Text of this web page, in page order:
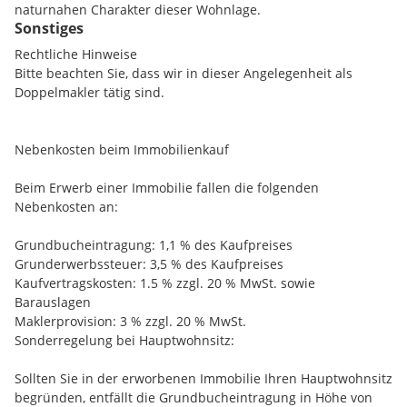
naturnahen Charakter dieser Wohnlage.
Trotz der idyllischen Ruhe ist eine gute Infrastruktur
vorhanden: Einkaufsmöglichkeiten für den täglichen Bedarf,
wie Supermärkte, Bäckereien und weitere Geschäfte,
befinden sich in den nahegelegenen Ortschaften und sind in
ist eine komfortable Nahversorgung gewährleistet.
Auch in Bezug auf Bildung und Betreuung ist die Region gut
aufgestellt. Kindergärten und Schulen befinden sich in der
medizinische Versorgung ist durch ansässige
Allgemeinmediziner, Fachärzte sowie Apotheken in den
umliegenden Gemeinden sichergestellt.
Sonstiges
Rechtliche Hinweise
Bitte beachten Sie, dass wir in dieser Angelegenheit als
Doppelmakler tätig sind.
Nebenkosten beim Immobilienkauf
Beim Erwerb einer Immobilie fallen die folgenden
Nebenkosten an:
Grundbucheintragung: 1,1 % des Kaufpreises
Grunderwerbssteuer: 3,5 % des Kaufpreises
Kaufvertragskosten: 1.5 % zzgl. 20 % MwSt. sowie
Barauslagen
Maklerprovision: 3 % zzgl. 20 % MwSt.
Sonderregelung bei Hauptwohnsitz:
Sollten Sie in der erworbenen Immobilie Ihren Hauptwohnsitz
begründen, entfällt die Grundbucheintragung in Höhe von